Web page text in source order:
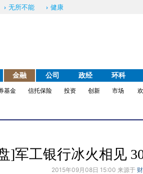
无所不能 健康
金融 公司 政经 环科
基金 信托保险 投资 创新 市场
]军工银行冰火相见
2015年09月08日 15:00 来源于